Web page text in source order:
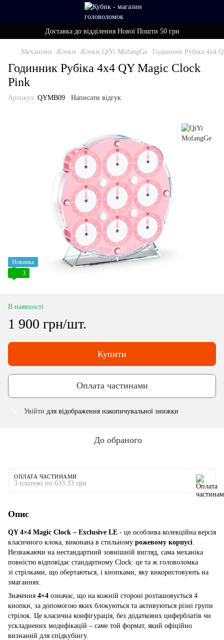
Доставка до відділення Нової Пошти 50 грн
Механічні Клоки Клоки QiYi MofangGe Годинник Рубіка 4x4
Годинник Рубіка 4x4 QY Magic Clock
Pink
Артикул: QYMB09 Написати відгук
Новинка
3
В наявності
1 900 грн/шт.
Купити
Оплата частинами
Увійти для відображення накопичувальної знижки
До обраного
ОПЛАТА ЧАСТИНАМИ
3 платежі по 633.33 грн
Опис
QY 4×4 Magic Clock – Exclusive LE - це особлива колекційна версія
класичного клока, виконана в стильному рожевому корпусі
Незважаючи на нестандартний зовнішній вигляд, сама механіка
повністю відповідає стандартному Clock: це та ж головоломка
зі стрілками, що обертаються, і кнопками, яку використовують на
змаганнях.
Значення 4×4 означає, що на кожній стороні розташовується 4
кнопки, за допомогою яких блокуються та активуються різні групи
стрілок. Це класична конфігурація, без додаткових циферблатів чи
ускладнених модифікацій – саме той формат, який офіційно
визнаний для спідкубінгу.